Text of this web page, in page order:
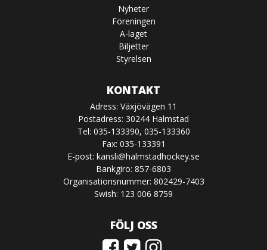
Nyheter
Föreningen
A-laget
Biljetter
Styrelsen
KONTAKT
Adress: Växjövägen 11
Postadress: 30244 Halmstad
Tel: 035-133390, 035-133360
Fax: 035-133391
E-post: kansli@halmstadhockey.se
Bankgiro: 857-6803
Organisationsnummer: 802429-7403
Swish: 123 006 8759
FÖLJ OSS